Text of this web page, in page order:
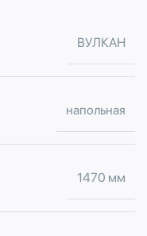
ВУЛКАН
напольная
1470 мм